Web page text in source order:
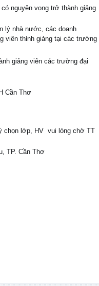
nguyện vọng trở thành giảng
lý nhà nước, các doanh
viên thỉnh giảng tại các trường
giảng viên các trường đại
Cần Thơ
chọn lớp, HV vui lòng chờ TT
TP. Cần Thơ